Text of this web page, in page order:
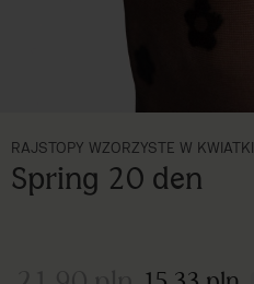
Spring 20 den
RAJSTOPY WZORZYSTE W KWIATKI